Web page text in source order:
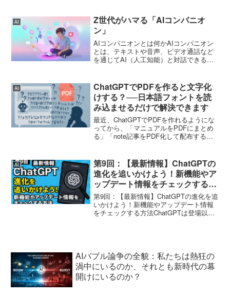
がりました。本レポートでは、2025...
AI
Z世代がハマる「AIコンパニオ
ン」
AIコンパニオンとは何かAIコンパニオン
とは、テキストや音声、ビデオ通話など
を通じてAI（人工知能）と対話できる仮
話に付き合ってくれたりする高機能なAI
コンパニオンが続...
AI
ChatGPTでPDFを作ると文字化
けする？──日本語フォントを読
み込ませるだけで解決できます
最近、ChatGPTでPDFを作れるようにな
ってから、「マニュアルをPDFにまとめ
る」「note記事をPDF化して配布する」
化け問題。ChatGPTに日本語の文章を入
力...
AI
第9回：【最新情報】ChatGPTの
進化を追いかけよう！新機能やア
ップデート情報をチェックする方
法
第9回：【最新情報】ChatGPTの進化を追
いかけよう！新機能やアップデート情報
をチェックする方法ChatGPTは登場以
AIバブル論争の全貌：私たちは熱狂の
渦中にいるのか、それとも新時代の幕
開けにいるのか？